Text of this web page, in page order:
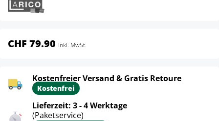
CHF 79.90 inkl. MwSt.
Kostenfreier Versand & Gratis Retoure
Kostenfrei
Lieferzeit: 3 - 4 Werktage
(Paketservice)